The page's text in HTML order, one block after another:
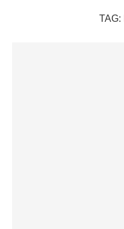
TAG: